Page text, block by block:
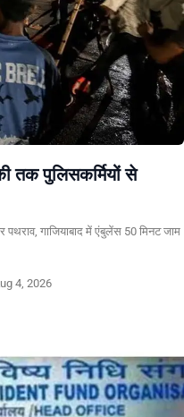
तक पुलिसकर्मियों से
गाजियाबाद में एंबुलेंस 50 मिनट जाम
4, 2026